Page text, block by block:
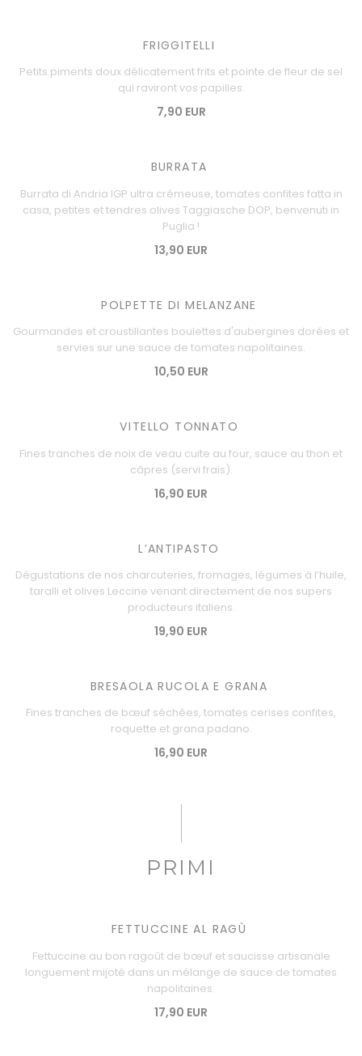
FRIGGITELLI
Petits piments doux délicatement frits et pointe de fleur de sel
qui raviront vos papilles.
7,90 EUR
BURRATA
Burrata di Andria IGP ultra crémeuse, tomates confites fatta in
casa, petites et tendres olives Taggiasche DOP, benvenuti in
Puglia !
13,90 EUR
POLPETTE DI MELANZANE
Gourmandes et croustillantes boulettes d'aubergines dorées et
servies sur une sauce de tomates napolitaines.
10,50 EUR
VITELLO TONNATO
Fines tranches de noix de veau cuite au four, sauce au thon et
câpres (servi frais).
16,90 EUR
L’ANTIPASTO
Dégustations de nos charcuteries, fromages, légumes à l’huile,
taralli et olives Leccine venant directement de nos supers
producteurs italiens.
19,90 EUR
BRESAOLA RUCOLA E GRANA
Fines tranches de bœuf séchées, tomates cerises confites,
roquette et grana padano.
16,90 EUR
PRIMI
FETTUCCINE AL RAGÙ
Fettuccine au bon ragoût de bœuf et saucisse artisanale
longuement mijoté dans un mélange de sauce de tomates
napolitaines.
17,90 EUR